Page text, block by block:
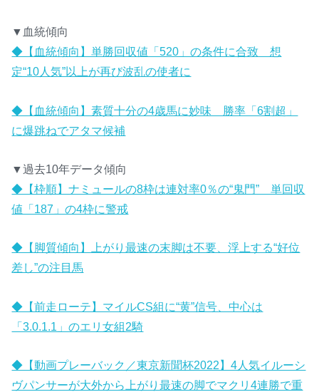
▼血統傾向
◆【血統傾向】単勝回収値「520」の条件に合致 想
定“10人気”以上が再び波乱の使者に
◆【血統傾向】素質十分の4歳馬に妙味 勝率「6割超」
に爆跳ねでアタマ候補
▼過去10年データ傾向
◆【枠順】ナミュールの8枠は連対率0％の“鬼門” 単回収
値「187」の4枠に警戒
◆【脚質傾向】上がり最速の末脚は不要、浮上する“好位
差し”の注目馬
◆【前走ローテ】マイルCS組に“黄”信号、中心は
「3.0.1.1」のエリ女組2騎
◆【動画プレーバック／東京新聞杯2022】4人気イルーシ
ヴパンサーが大外から上がり最速の脚でマクリ4連勝で重